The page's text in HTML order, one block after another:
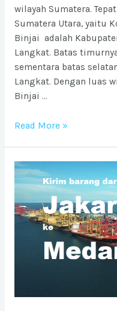
wilayah Sumatera.
Sumatera Utara, yaitu
Binjai adalah
Langkat. Batas
sementara batas
Langkat. Dengan luas
Binjai …
Ongkos
ke
Kota
Binjai
dari
Jabodetabek
Read More »